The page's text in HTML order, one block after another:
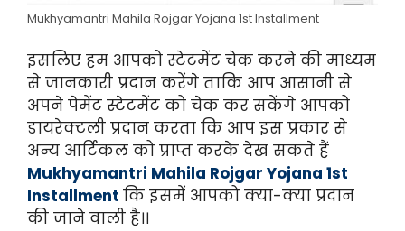
Mukhyamantri Mahila Rojgar Yojana 1st Installment
इसलिए हम आपको स्टेटमेंट चेक करने की माध्यम
से जानकारी प्रदान करेंगे ताकि आप आसानी से
अपने पेमेंट स्टेटमेंट को चेक कर सकेंगे आपको
डायरेक्टली प्रदान करता कि आप इस प्रकार से
अन्य आर्टिकल को प्राप्त करके देख सकते हैं
Mukhyamantri Mahila Rojgar Yojana 1st
Installment कि इसमें आपको क्या-क्या प्रदान
की जाने वाली है।।